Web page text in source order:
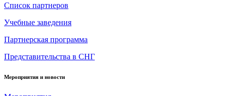
Список партнеров
Учебные заведения
Партнерская программа
Представительства в СНГ
Мероприятия и новости